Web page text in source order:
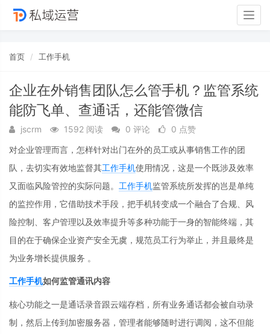
首页 工作手机
企业在外销售团队怎么管手机？监管系统
能防飞单、查通话，还能管微信
jscrm 1592 阅读 0 评论
0 点赞
对企业管理而言，怎样针对出门在外的员工或从事销售工作的团
队，去切实有效地监督其工作手机使用情况，这是一个既涉及效率
又面临风险管控的实际问题。 工作手机监管系统所发挥的岂是单纯
的监控作用，它借助技术手段，把手机转变成一个融合了合规、风
险控制、客户管理以及效率提升等多种功能于一身的智能终端，其
目的在于确保企业资产安全无虞，规范员工行为举止，并且最终是
为业务增长提供服务 。
工作手机如何监管通讯内容
核心功能之一是通话录音跟云端存档，所有业务通话都会被自动录
制，然后上传到加密服务器，管理者能够随时进行调阅，这不但能